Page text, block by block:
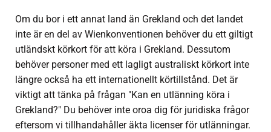
Om du bor i ett annat land än Grekland och det landet
inte är en del av Wienkonventionen behöver du ett giltigt
utländskt körkort för att köra i Grekland. Dessutom
behöver personer med ett lagligt australiskt körkort inte
längre också ha ett internationellt körtillstånd. Det är
viktigt att tänka på frågan "Kan en utlänning köra i
Grekland?" Du behöver inte oroa dig för juridiska frågor
eftersom vi tillhandahåller äkta licenser för utlänningar.